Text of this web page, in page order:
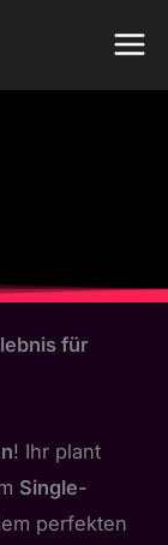
für
! Ihr plant
Single-
perfekten